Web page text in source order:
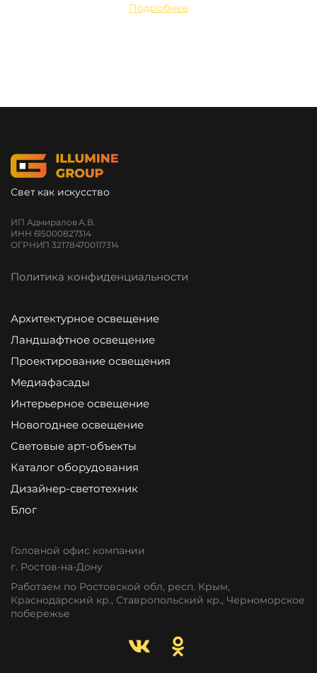
Подробнее
Свет как искусство
ИП Адмиралов А.В.
ИНН 615000827314
ОГРНИП 321784700117314
Политика конфиденциальности
Архитектурное освещение
Ландшафтное освещение
Проектирование освещения
Медиафасады
Интерьерное освещение
Новогоднее освещение
Световые арт-объекты
Каталог оборудования
Дизайнер-светотехник
Блог
Головной офис компании
г. Ростов-на-Дону
Работаем по Ростовской обл, респ. Крым,
Краснодарский кр., Ставропольский кр., Черноморское
побережье